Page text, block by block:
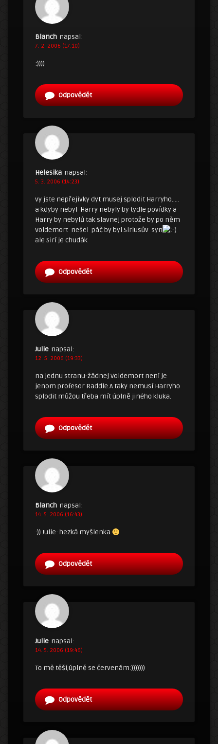
Blanch napsal:
7. 2. 2006 (17:10)
:))))
Odpovědět
Helesika napsal:
5. 3. 2006 (14:23)
vy jste nepřejivky dyt musej splodit Harryho…..
a kdyby nebyl Harry nebyly by tydle povídky a
Harry by nebylů tak slavnej protože by po něm
Voldemort nešel páč by byl Siriusův syn
ale Sirí je chudák
Odpovědět
Julie napsal:
12. 5. 2006 (19:33)
na jednu stranu-žádnej Voldemort není je
jenom profesor Raddle.A taky nemusí Harryho
splodit můžou třeba mít úplně jiného kluka.
Odpovědět
Blanch napsal:
14. 5. 2006 (16:43)
:)) Julie: hezká myšlenka
Odpovědět
Julie napsal:
14. 5. 2006 (19:46)
To mě těší,úplně se červenám:)))))))
Odpovědět